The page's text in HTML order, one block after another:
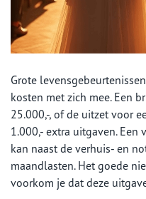
Grote
kosten met zich mee. Een
25.000,-, of de uitzet voor
1.000,- extra uitgaven. Een
kan naast de verhuis- en
maandlasten. Het goede
voorkom je dat deze